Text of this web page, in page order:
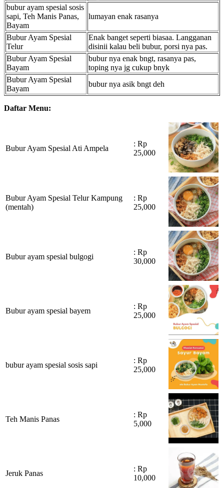
bubur ayam spesial sosis
sapi, Teh Manis Panas,
Bayam
lumayan enak rasanya
Bubur Ayam Spesial
Telur
Enak banget seperti biasaa. Langganan
disinii kalau beli bubur, porsi nya pas.
Bubur Ayam Spesial
Bayam
bubur nya enak bngt, rasanya pas,
toping nya jg cukup bnyk
Bubur Ayam Spesial
Bayam
bubur nya asik bngt deh
Daftar Menu:
Bubur Ayam Spesial Ati Ampela
: Rp
25,000
Bubur Ayam Spesial Telur Kampung
(mentah)
: Rp
25,000
Bubur ayam spesial bulgogi
: Rp
30,000
Bubur ayam spesial bayem
: Rp
25,000
bubur ayam spesial sosis sapi
: Rp
25,000
Teh Manis Panas
: Rp
5,000
Jeruk Panas
: Rp
10,000